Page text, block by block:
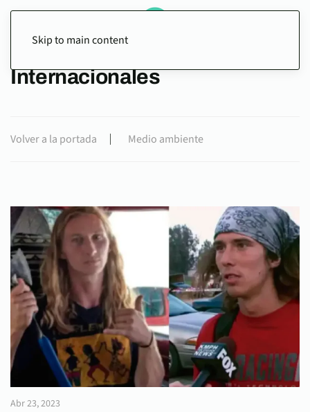
Skip to main content
Internacionales
Volver a la portada Medio ambiente
Abr 23, 2023